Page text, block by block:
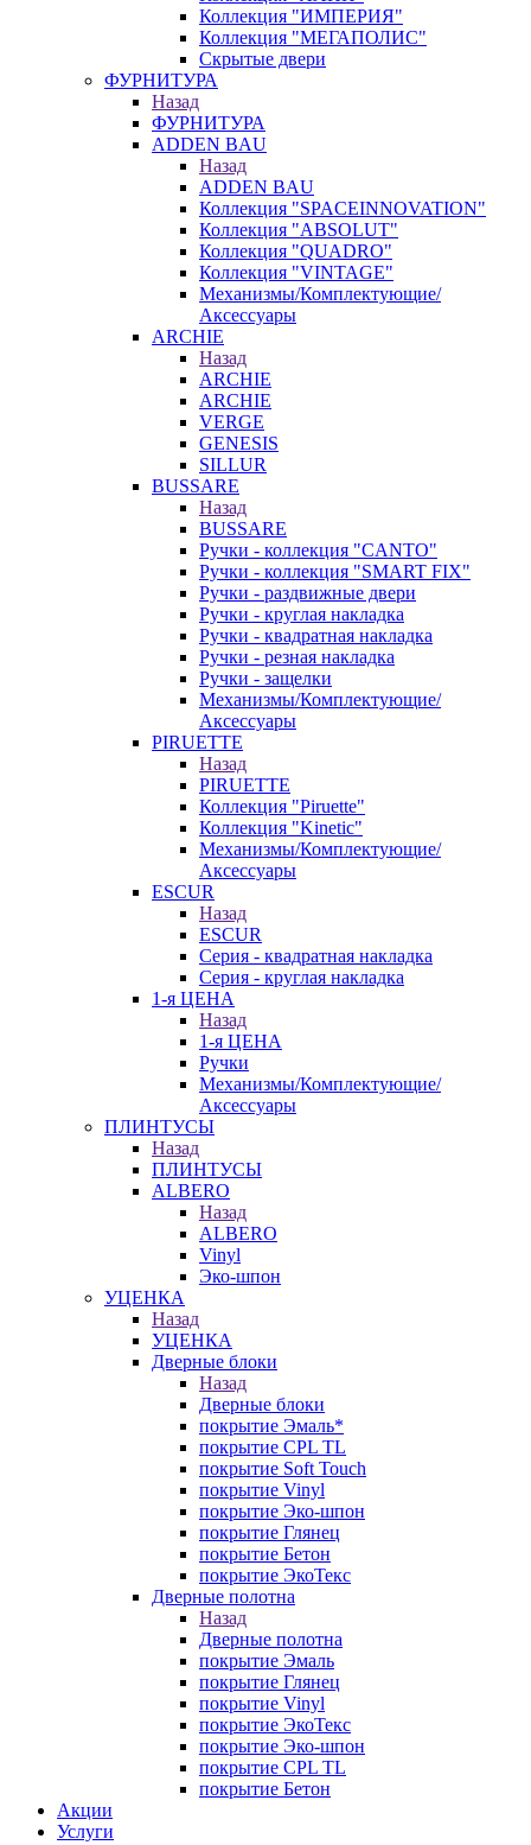
Коллекция "ИМПЕРИЯ"
Коллекция "МЕГАПОЛИС"
Скрытые двери
ФУРНИТУРА
Назад
ФУРНИТУРА
ADDEN BAU
Назад
ADDEN BAU
Коллекция "SPACEINNOVATION"
Коллекция "ABSOLUT"
Коллекция "QUADRO"
Коллекция "VINTAGE"
Механизмы/Комплектующие/
Аксессуары
ARCHIE
Назад
ARCHIE
ARCHIE
VERGE
GENESIS
SILLUR
BUSSARE
Назад
BUSSARE
Ручки - коллекция "CANTO"
Ручки - коллекция "SMART FIX"
Ручки - раздвижные двери
Ручки - круглая накладка
Ручки - квадратная накладка
Ручки - резная накладка
Ручки - защелки
Механизмы/Комплектующие/
Аксессуары
PIRUETTE
Назад
PIRUETTE
Коллекция "Piruette"
Коллекция "Kinetic"
Механизмы/Комплектующие/
Аксессуары
ESCUR
Назад
ESCUR
Серия - квадратная накладка
Серия - круглая накладка
1-я ЦЕНА
Назад
1-я ЦЕНА
Ручки
Механизмы/Комплектующие/
Аксессуары
ПЛИНТУСЫ
Назад
ПЛИНТУСЫ
ALBERO
Назад
ALBERO
Vinyl
Эко-шпон
УЦЕНКА
Назад
УЦЕНКА
Дверные блоки
Назад
Дверные блоки
покрытие Эмаль*
покрытие CPL TL
покрытие Soft Touch
покрытие Vinyl
покрытие Эко-шпон
покрытие Глянец
покрытие Бетон
покрытие ЭкоТекс
Дверные полотна
Назад
Дверные полотна
покрытие Эмаль
покрытие Глянец
покрытие Vinyl
покрытие ЭкоТекс
покрытие Эко-шпон
покрытие CPL TL
покрытие Бетон
Акции
Услуги